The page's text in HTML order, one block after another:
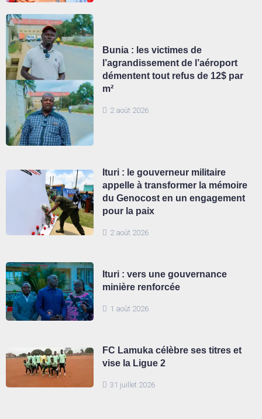
2 août 2026
Bunia : les victimes de
l’agrandissement de l’aéroport
démentent tout refus de 12$ par
m²
2 août 2026
Ituri : le gouverneur militaire
appelle à transformer la mémoire
du Genocost en un engagement
pour la paix
1 août 2026
Ituri : vers une gouvernance
minière renforcée
31 juillet 2026
FC Lamuka célèbre ses titres et
vise la Ligue 2